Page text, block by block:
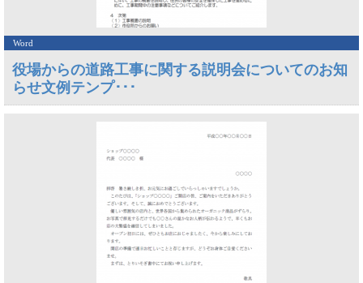
Word
役場からの道路工事に関する説明会についてのお知
らせ文例テンプ･･･